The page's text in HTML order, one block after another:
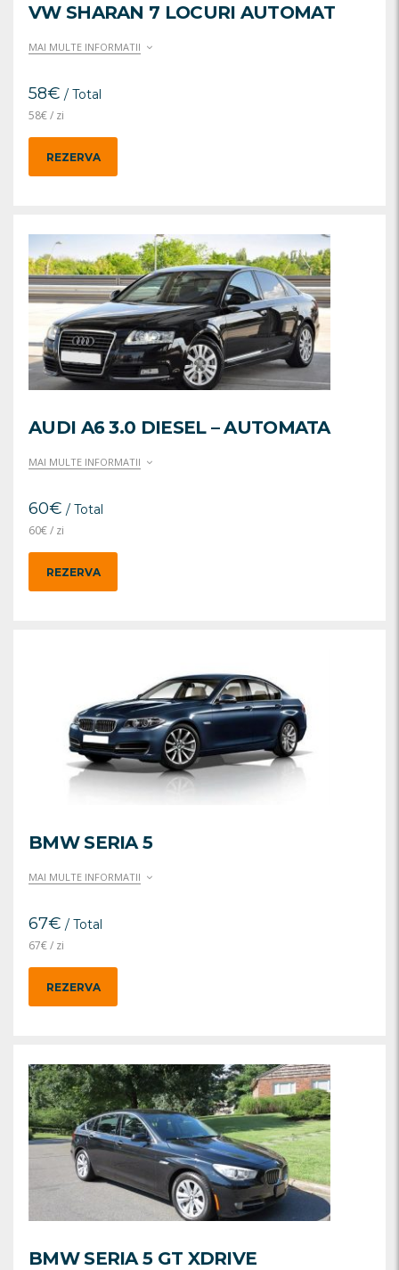
VW SHARAN 7 LOCURI AUTOMAT
MAI MULTE INFORMATII
58€ / Total
58€/ zi
REZERVA
AUDI A6 3.0 DIESEL – AUTOMATA
MAI MULTE INFORMATII
60€ / Total
60€/ zi
REZERVA
BMW SERIA 5
MAI MULTE INFORMATII
67€ / Total
67€/ zi
REZERVA
BMW SERIA 5 GT XDRIVE